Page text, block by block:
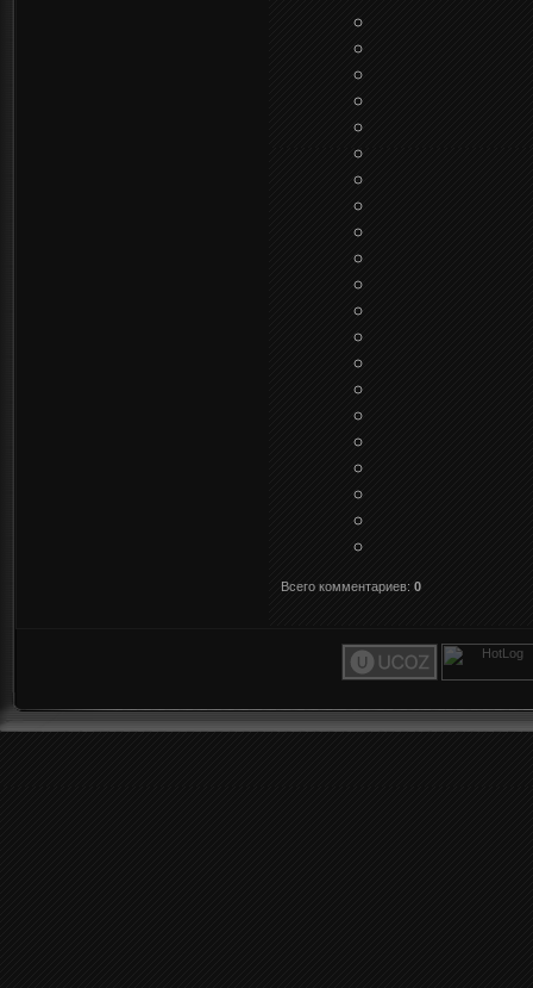
Всего комментариев: 0